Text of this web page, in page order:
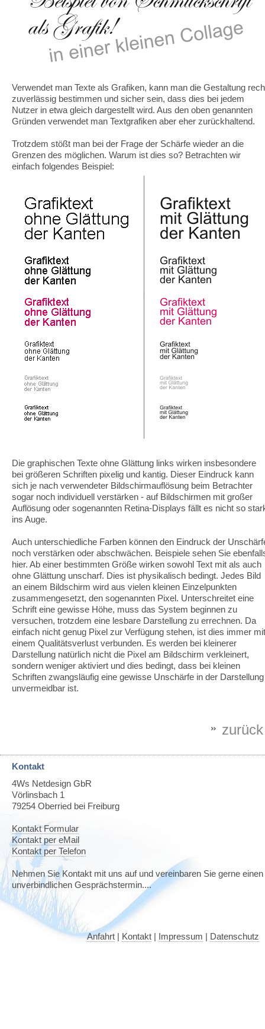
Verwendet man Texte als Grafiken, kann man die Gestaltung
zuverlässig bestimmen und sicher sein, dass dies bei jedem
Nutzer in etwa gleich dargestellt wird. Aus den oben genannten
Gründen verwendet man Textgrafiken aber eher zurückhaltend.
Trotzdem stößt man bei der Frage der Schärfe wieder an die
Grenzen des möglichen. Warum ist dies so? Betrachten wir
einfach folgendes Beispiel:
Die graphischen Texte ohne Glättung links wirken insbesondere
bei größeren Schriften pixelig und kantig. Dieser Eindruck kann
sich je nach verwendeter Bildschirmauflösung beim Betrachter
sogar noch individuell verstärken - auf Bildschirmen mit großer
Auflösung oder sogenannten Retina-Displays fällt es nicht so
ins Auge.
Auch unterschiedliche Farben können den Eindruck der
noch verstärken oder abschwächen. Beispiele sehen Sie
hier. Ab einer bestimmten Größe wirken sowohl Text mit als auch
ohne Glättung unscharf. Dies ist physikalisch bedingt. Jedes Bild
an einem Bildschirm wird aus vielen kleinen Einzelpunkten
zusammengesetzt, den sogenannten Pixel. Unterschreitet eine
Schrift eine gewisse Höhe, muss das System beginnen zu
versuchen, trotzdem eine lesbare Darstellung zu errechnen. Da
einfach nicht genug Pixel zur Verfügung stehen, ist dies immer mit
einem Qualitätsverlust verbunden. Es werden bei kleinerer
Darstellung natürlich nicht die Pixel am Bildschirm verkleinert,
sondern weniger aktiviert und dies bedingt, dass bei kleinen
Schriften zwangsläufig eine gewisse Unschärfe in der Darstellung
unvermeidbar ist.
zurück
Kontakt
4Ws Netdesign GbR
Vörlinsbach 1
79254 Oberried bei Freiburg
Kontakt Formular
Kontakt per eMail
Kontakt per Telefon
Nehmen Sie Kontakt mit uns auf und vereinbaren Sie gerne einen
unverbindlichen Gesprächstermin....
Anfahrt Kontakt Impressum Datenschutz